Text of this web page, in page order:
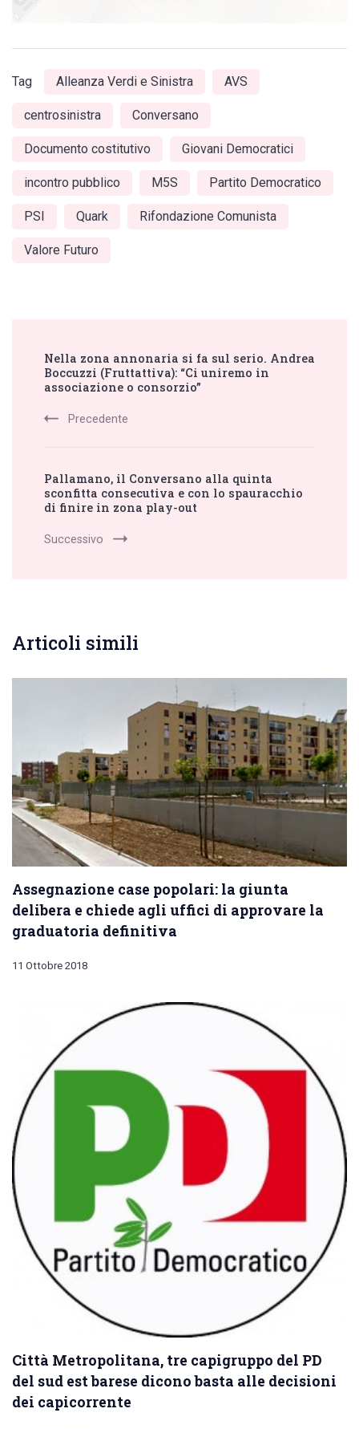
Tag Alleanza Verdi e Sinistra AVS
centrosinistra Conversano
Documento costitutivo Giovani Democratici
incontro pubblico M5S Partito Democratico
PSI Quark Rifondazione Comunista
Valore Futuro
Navigation
Nella zona annonaria si fa sul serio. Andrea
Boccuzzi (Fruttattiva): “Ci uniremo in
associazione o consorzio”
Precedente
Pallamano, il Conversano alla quinta
sconfitta consecutiva e con lo spauracchio
di finire in zona play-out
Successivo
Articoli simili
Assegnazione case popolari: la giunta
delibera e chiede agli uffici di approvare la
graduatoria definitiva
11 Ottobre 2018
Città Metropolitana, tre capigruppo del PD
del sud est barese dicono basta alle decisioni
dei capicorrente